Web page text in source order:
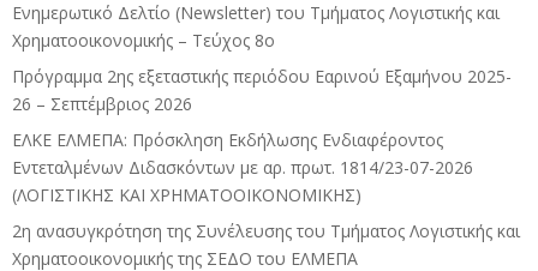
Ενημερωτικό Δελτίο (Newsletter) του Τμήματος Λογιστικής και
Χρηματοοικονομικής – Τεύχος 8ο
Πρόγραμμα 2ης εξεταστικής περιόδου Eαρινού Eξαμήνου 2025-
26 – Σεπτέμβριος 2026
ΕΛΚΕ ΕΛΜΕΠΑ: Πρόσκληση Εκδήλωσης Ενδιαφέροντος
Εντεταλμένων Διδασκόντων με αρ. πρωτ. 1814/23-07-2026
(ΛΟΓΙΣΤΙΚΗΣ ΚΑΙ ΧΡΗΜΑΤΟΟΙΚΟΝΟΜΙΚΗΣ)
2η ανασυγκρότηση της Συνέλευσης του Τμήματος Λογιστικής και
Χρηματοοικονομικής της ΣΕΔΟ του ΕΛΜΕΠΑ